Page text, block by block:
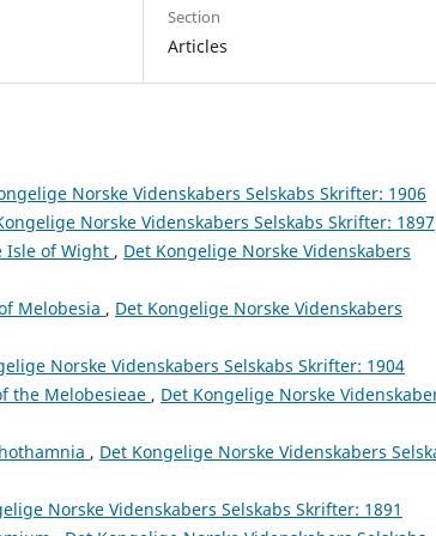
Section
Articles
Norske Videnskabers Selskabs Skrifter: 1906
Norske Videnskabers Selskabs Skrifter: 1897
Isle of Wight , Det Kongelige Norske Videnskabers
Melobesia , Det Kongelige Norske Videnskabers
Norske Videnskabers Selskabs Skrifter: 1904
the Melobesieae , Det Kongelige Norske
, Det Kongelige Norske Videnskabers
Norske Videnskabers Selskabs Skrifter: 1891